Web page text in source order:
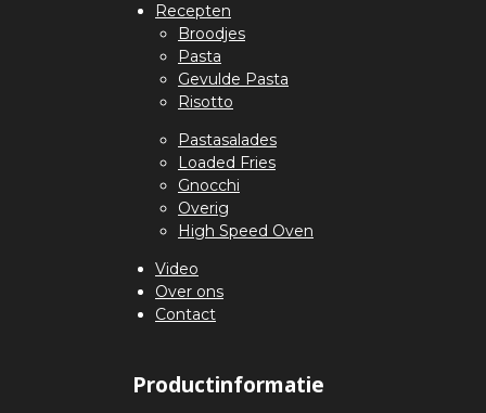
Recepten
Broodjes
Pasta
Gevulde Pasta
Risotto
Pastasalades
Loaded Fries
Gnocchi
Overig
High Speed Oven
Video
Over ons
Contact
Productinformatie